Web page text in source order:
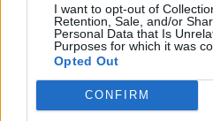
I want to opt-out of
Retention, Sale, and/or
Personal Data that Is
Purposes for which it was
Opted Out
CONFIRM
KAPCSOLÓDÓ